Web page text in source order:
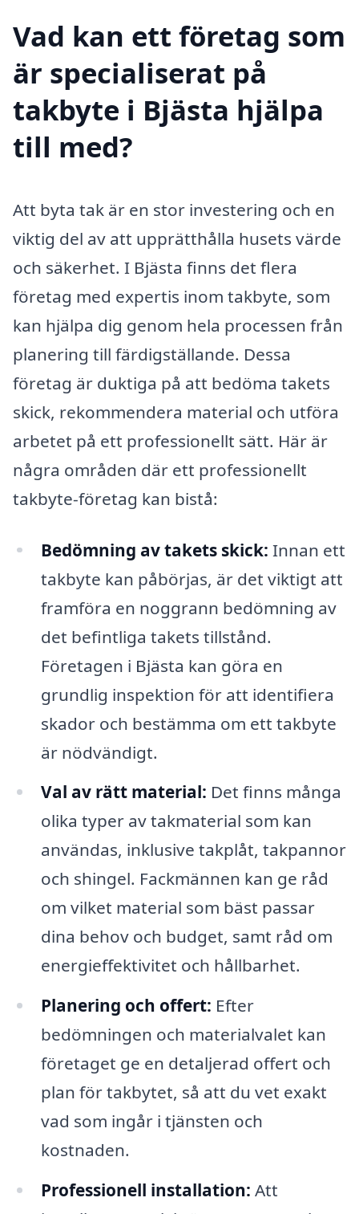
Vad kan ett företag som
är specialiserat på
takbyte i Bjästa hjälpa
till med?
Att byta tak är en stor investering och en
viktig del av att upprätthålla husets värde
och säkerhet. I Bjästa finns det flera
företag med expertis inom takbyte, som
kan hjälpa dig genom hela processen från
planering till färdigställande. Dessa
företag är duktiga på att bedöma takets
skick, rekommendera material och utföra
arbetet på ett professionellt sätt. Här är
några områden där ett professionellt
takbyte-företag kan bistå:
Bedömning av takets skick: Innan ett
takbyte kan påbörjas, är det viktigt att
framföra en noggrann bedömning av
det befintliga takets tillstånd.
Företagen i Bjästa kan göra en
grundlig inspektion för att identifiera
skador och bestämma om ett takbyte
är nödvändigt.
Val av rätt material: Det finns många
olika typer av takmaterial som kan
användas, inklusive takplåt, takpannor
och shingel. Fackmännen kan ge råd
om vilket material som bäst passar
dina behov och budget, samt råd om
energieffektivitet och hållbarhet.
Planering och offert: Efter
bedömningen och materialvalet kan
företaget ge en detaljerad offert och
plan för takbytet, så att du vet exakt
vad som ingår i tjänsten och
kostnaden.
Professionell installation: Att